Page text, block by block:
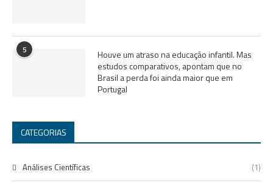
5
Houve um atraso na educação infantil. Mas
estudos comparativos, apontam que no
Brasil a perda foi ainda maior que em
Portugal
CATEGORIAS
Análises Científicas (1)